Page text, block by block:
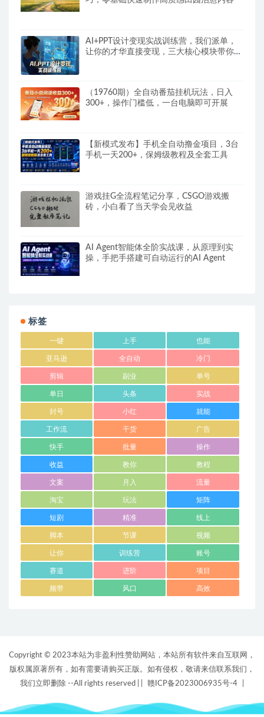
AI+PPT设计变现实战训练营，我们派单，
让你的才华直接变现，三大核心模块带你构
（19760期）全自动番茄挂机玩法，日入
300+，操作门槛低，一台电脑即可开展
【新模式发布】手机全自动撸金项目，3台
手机一天200+，保姆级教程及全套工具
游戏挂G全流程笔记分享，CSGO游戏搬
砖，小白看了当天学会见收益
AI Agent智能体全阶实战课，从原理到实
操，手把手搭建可自动运行的AI Agent
标签
一键 上手 也能
亚马逊 全自动 冷门
剪辑 副业 单号
单日 头条 实战
封号 小红 就能
工作流 干货 广告
快手 批量 操作
收益 教你 教程
文案 月入 流量
淘宝 玩法 矩阵
短剧 精准 线上
脚本 节课 视频
让你 训练营 账号
赛道 进阶 项目
频带 风口 高效
Copyright © 2023本站为非盈利性赞助网站，本站所有软件来自互联网，
版权属原著所有，如有需要请购买正版。如有侵权，敬请来信联系我们，
我们立即删除 --All rights reserved |
赣ICP备2023006935号-4